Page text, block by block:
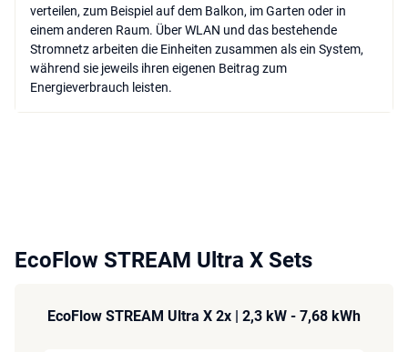
verteilen, zum Beispiel auf dem Balkon, im Garten oder in
einem anderen Raum. Über WLAN und das bestehende
Stromnetz arbeiten die Einheiten zusammen als ein System,
während sie jeweils ihren eigenen Beitrag zum
Energieverbrauch leisten.
EcoFlow STREAM Ultra X Sets
EcoFlow STREAM Ultra X 2x | 2,3 kW - 7,68 kWh